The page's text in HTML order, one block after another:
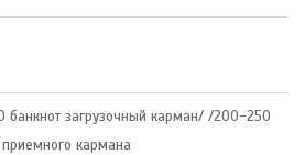
банкнот загрузочный карман/ /200-250
приемного кармана